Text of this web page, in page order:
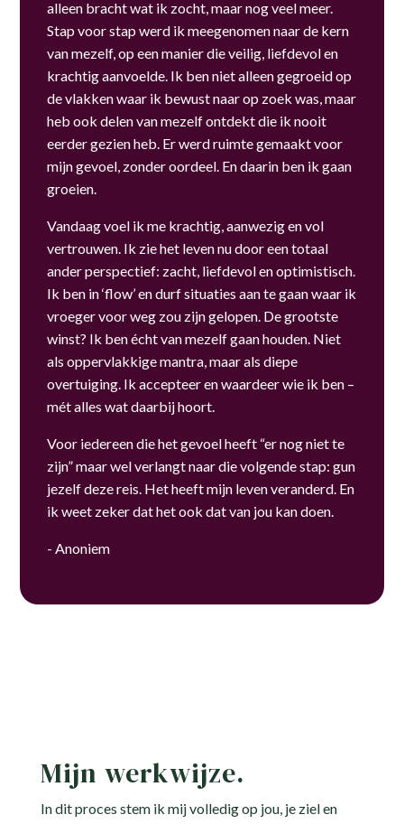
alleen bracht wat ik zocht, maar nog veel meer.
Stap voor stap werd ik meegenomen naar de kern
van mezelf, op een manier die veilig, liefdevol en
krachtig aanvoelde. Ik ben niet alleen gegroeid op
de vlakken waar ik bewust naar op zoek was, maar
heb ook delen van mezelf ontdekt die ik nooit
eerder gezien heb. Er werd ruimte gemaakt voor
mijn gevoel, zonder oordeel. En daarin ben ik gaan
groeien.
Vandaag voel ik me krachtig, aanwezig en vol
vertrouwen. Ik zie het leven nu door een totaal
ander perspectief: zacht, liefdevol en optimistisch.
Ik ben in ‘flow’ en durf situaties aan te gaan waar ik
vroeger voor weg zou zijn gelopen. De grootste
winst? Ik ben écht van mezelf gaan houden. Niet
als oppervlakkige mantra, maar als diepe
overtuiging. Ik accepteer en waardeer wie ik ben –
mét alles wat daarbij hoort.
Voor iedereen die het gevoel heeft “er nog niet te
zijn” maar wel verlangt naar die volgende stap: gun
jezelf deze reis. Het heeft mijn leven veranderd. En
ik weet zeker dat het ook dat van jou kan doen.
- Anoniem
Mijn werkwijze.
In dit proces stem ik mij volledig op jou, je ziel en